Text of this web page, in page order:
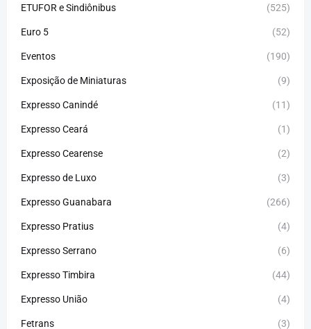
ETUFOR e Sindiônibus (525)
Euro 5 (52)
Eventos (190)
Exposição de Miniaturas (9)
Expresso Canindé (11)
Expresso Ceará (1)
Expresso Cearense (2)
Expresso de Luxo (3)
Expresso Guanabara (266)
Expresso Pratius (4)
Expresso Serrano (6)
Expresso Timbira (44)
Expresso União (4)
Fetrans (3)